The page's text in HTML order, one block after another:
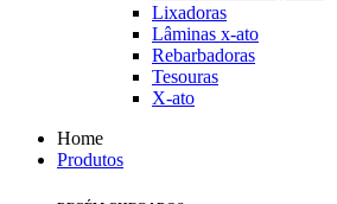
Lixadoras
Lâminas x-ato
Rebarbadoras
Tesouras
X-ato
Home
Produtos